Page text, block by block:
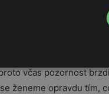
propojení bude
konkrétně 8.5
a v touze zažít něco
včas pozornost
ženeme opravdu tím,